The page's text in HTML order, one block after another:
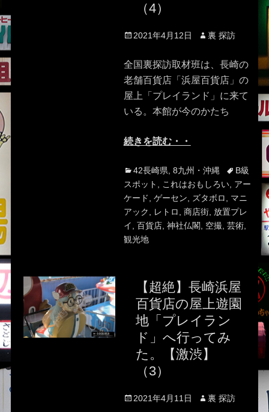
（4）
Posted
2021年4月12日 Author
裏 探訪
全国裏探訪取材班は、長崎の
老舗百貨店「浜屋百貨店」の
屋上「プレイランド」に来て
いる。本館が今のかたち
続きを読む・・
Categories
42長崎県 8九州・沖縄 TagsB級
スポット
これはおもしろい, アー
ケード
ゲーセン ズタボロ
マニ
アック
レトロ 商店街, 放置プレ
イ
百貨店, 神社仏閣 空撮, 芸術,
観光地
【超絶】長崎浜屋
百貨店の屋上遊園
地「プレイラン
ド」へ行ってみ
た。【激渋】
（3）
Posted
2021年4月11日 Author
裏 探訪